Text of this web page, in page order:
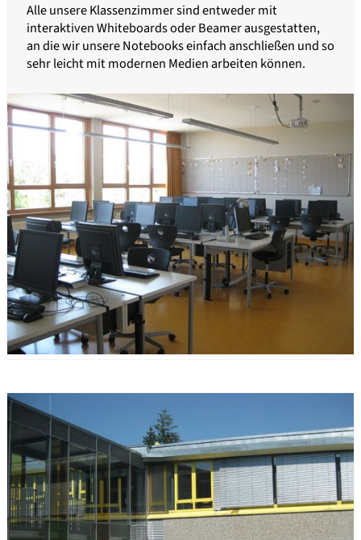
Alle unsere Klassenzimmer sind entweder mit
interaktiven Whiteboards oder Beamer ausgestatten,
an die wir unsere Notebooks einfach anschließen und so
sehr leicht mit modernen Medien arbeiten können.